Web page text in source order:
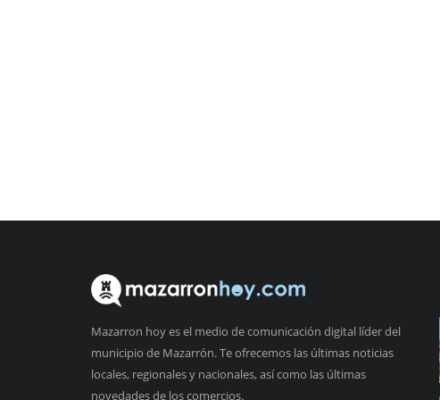
Mazarron hoy es el medio de comunicación digital líder del
municipio de Mazarrón. Te ofrecemos las últimas noticias
locales, regionales y nacionales, así como las últimas
novedades de los comercios.